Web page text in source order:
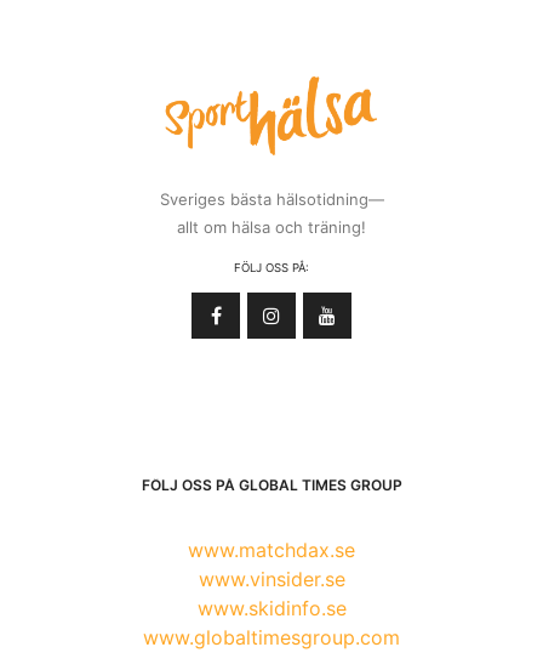
Sveriges bästa hälsotidning—
allt om hälsa och träning!
FÖLJ OSS PÅ:
FÖLJ OSS PÅ GLOBAL TIMES GROUP
www.matchdax.se
www.vinsider.se
www.skidinfo.se
www.globaltimesgroup.com